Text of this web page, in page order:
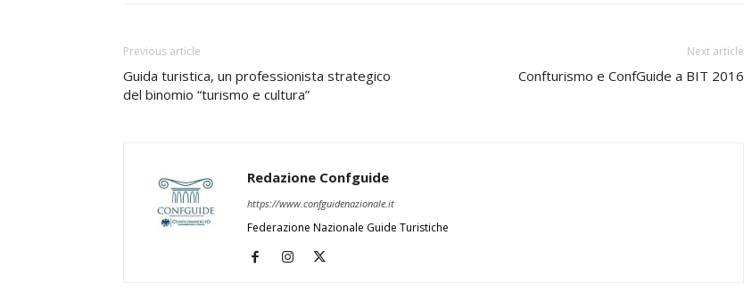
Previous article
Guida turistica, un professionista strategico
del binomio “turismo e cultura”
Next article
Confturismo e ConfGuide a BIT 2016
Redazione Confguide
https://www.confguidenazionale.it
Federazione Nazionale Guide Turistiche